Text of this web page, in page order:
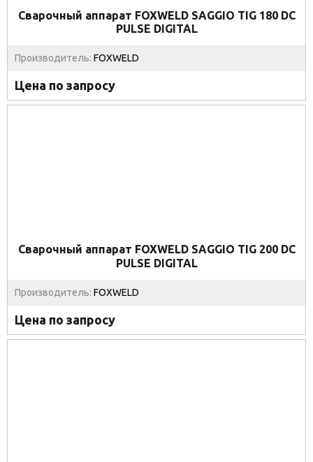
Сварочный аппарат FOXWELD SAGGIO TIG 180 DC
PULSE DIGITAL
Производитель: FOXWELD
Цена по запросу
Сварочный аппарат FOXWELD SAGGIO TIG 200 DC
PULSE DIGITAL
Производитель: FOXWELD
Цена по запросу